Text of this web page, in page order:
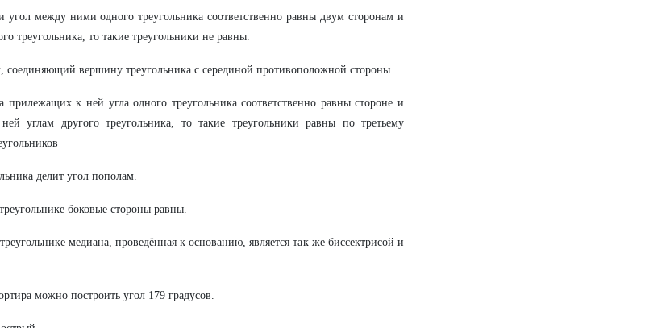
угол между ними одного треугольника соответственно равны двум сторонам и
треугольника, то такие треугольники не равны.
вершину треугольника с серединой противоположной стороны.
прилежащих к ней угла одного треугольника соответственно равны стороне и
углам другого треугольника, то такие треугольники равны по третьему
делит угол пополам.
боковые стороны равны.
медиана, проведённая к основанию, является так же биссектрисой и
можно построить угол 179 градусов.